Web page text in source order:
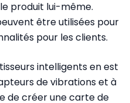
produit lui-même.
être utilisées pour
pour les clients.
intelligents en est
de vibrations et à
de créer une carte de